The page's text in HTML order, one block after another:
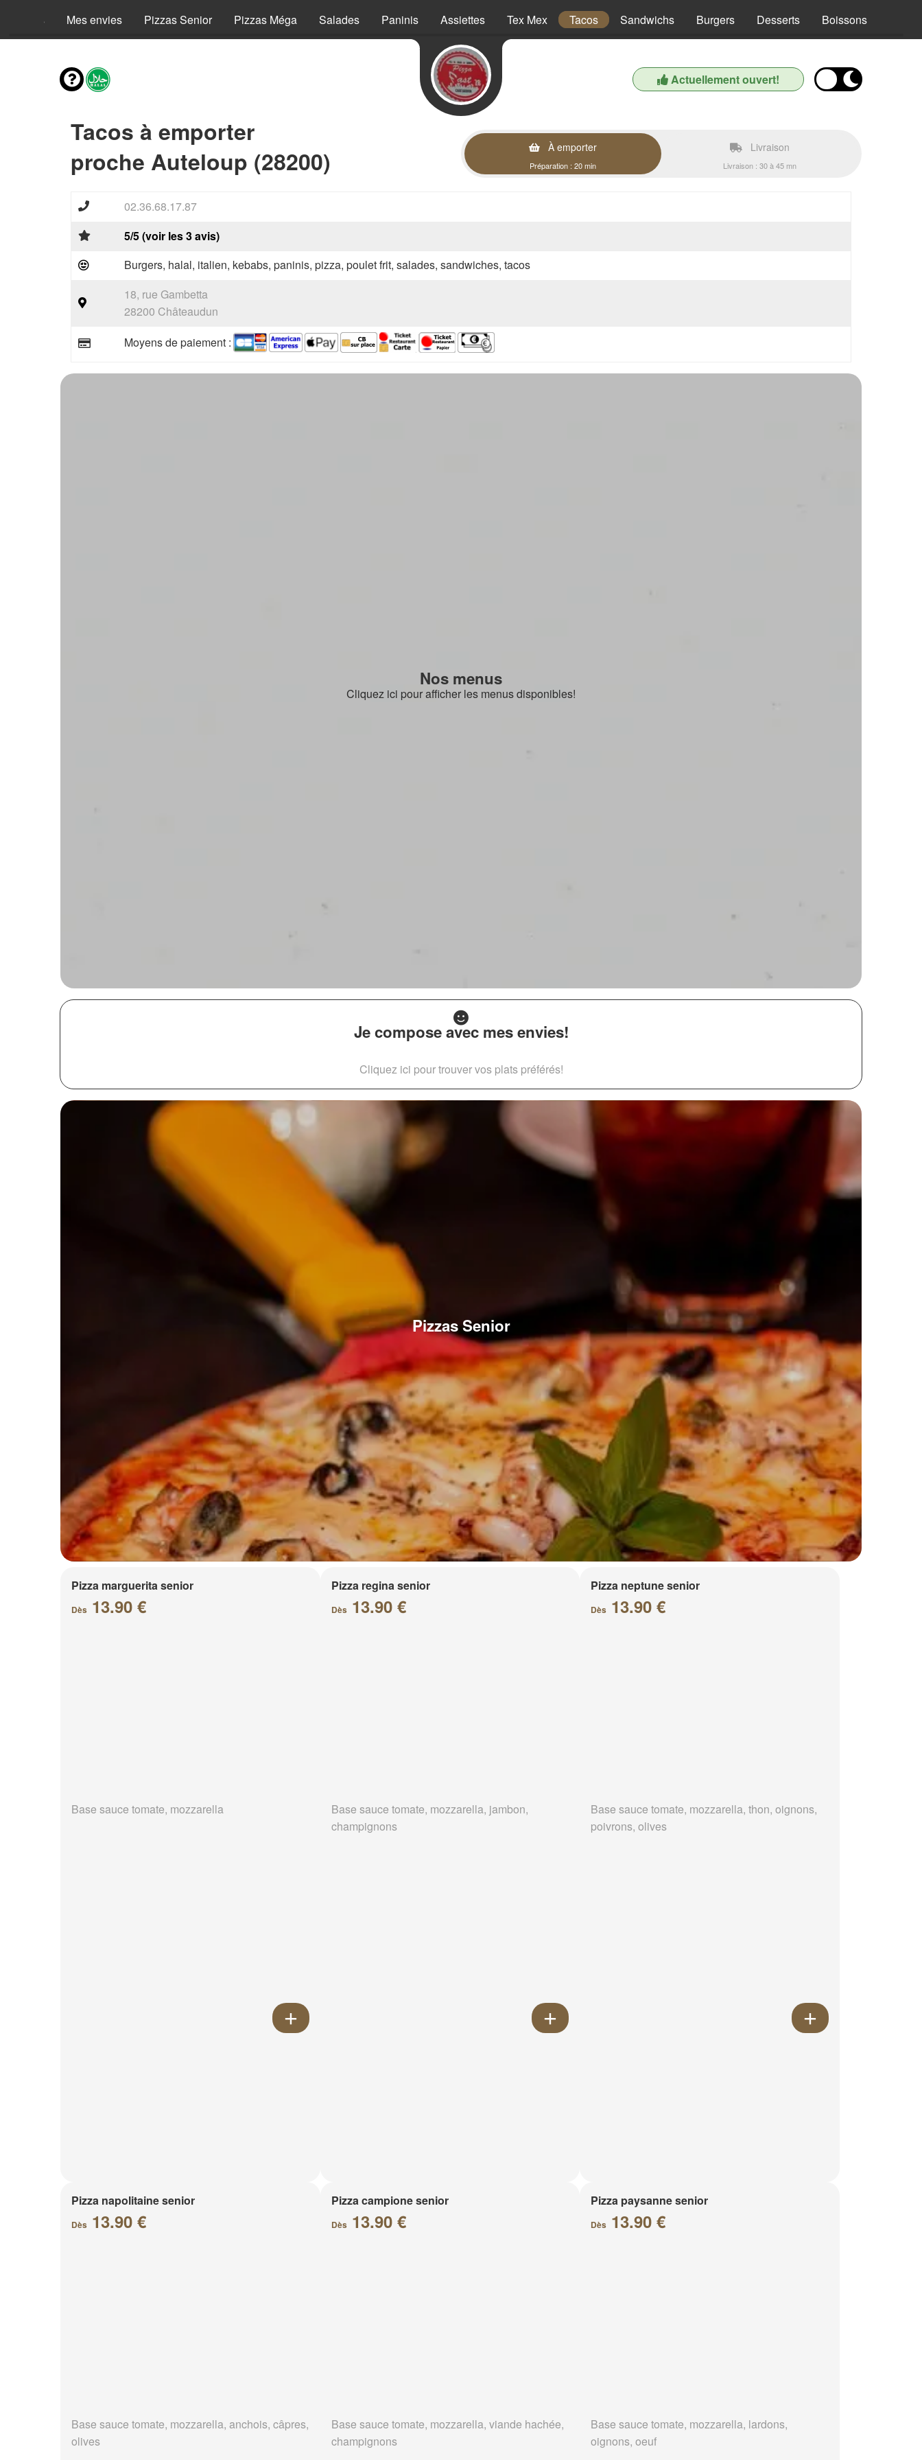
Menus Mes envies Pizzas Senior Pizzas Méga Salades Paninis Assiettes Tex Mex Tacos Sandwichs Burgers Desserts Boissons
Actuellement ouvert!
Tacos à emporter
proche Auteloup (28200)
À emporter
Préparation : 20 min
Livraison
Livraison : 30 à 45 mn
02.36.68.17.87
5/5 (voir les 3 avis)
Burgers, halal, italien, kebabs, paninis, pizza, poulet frit, salades, sandwiches, tacos
18, rue Gambetta
28200 Châteaudun
Moyens de paiement :
Nos menus
Cliquez ici pour afficher les menus disponibles!
Je compose avec mes envies!
Cliquez ici pour trouver vos plats préférés!
Pizzas Senior
Pizza marguerita senior
Dès 13.90 €
Base sauce tomate, mozzarella
Pizza regina senior
Dès 13.90 €
Base sauce tomate, mozzarella, jambon,
champignons
Pizza neptune senior
Dès 13.90 €
Base sauce tomate, mozzarella, thon, oignons,
poivrons, olives
Pizza napolitaine senior
Dès 13.90 €
Base sauce tomate, mozzarella, anchois, câpres,
olives
Pizza campione senior
Dès 13.90 €
Base sauce tomate, mozzarella, viande hachée,
champignons
Pizza paysanne senior
Dès 13.90 €
Base sauce tomate, mozzarella, lardons,
oignons, oeuf